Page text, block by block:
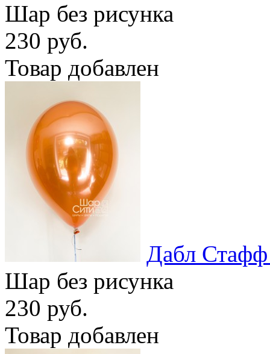
Шар без рисунка
230 руб.
Товар добавлен
Дабл
Шар без рисунка
230 руб.
Товар добавлен